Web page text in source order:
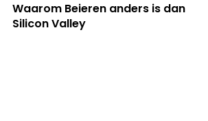
Waarom Beieren anders is dan
Silicon Valley